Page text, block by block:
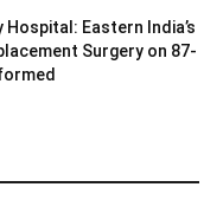
Hospital: Eastern India’s
Surgery on 87-